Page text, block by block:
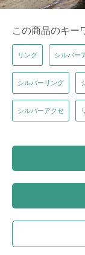
この商品のキー
リング シルバー
シルバーリング
シルバーアクセ